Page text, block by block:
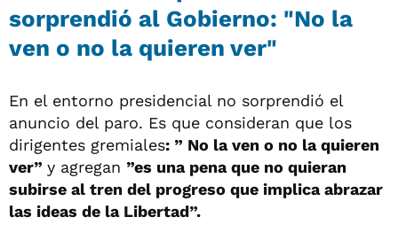
sorprendió al Gobierno: "No la
ven o no la quieren ver"
En el entorno presidencial no sorprendió el
anuncio del paro. Es que consideran que los
dirigentes gremiales: ” No la ven o no la quieren
ver” y agregan ”es una pena que no quieran
subirse al tren del progreso que implica abrazar
las ideas de la Libertad”.